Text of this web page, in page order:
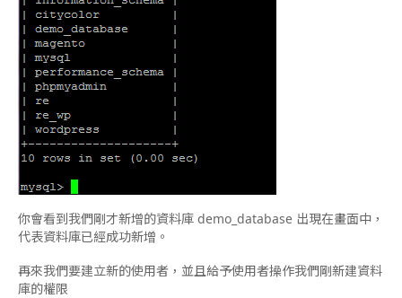
你會看到我們剛才新增的資料庫 demo_database 出現在畫面中，
代表資料庫已經成功新增。
再來我們要建立新的使用者，並且給予使用者操作我們剛新建資料
庫的權限